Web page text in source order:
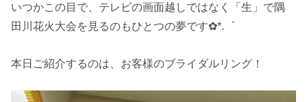
いつかこの目で、テレビの画面越しではなく「生」で隅
田川花火大会を見るのもひとつの夢です✿*.゜
本日ご紹介するのは、お客様のブライダルリング！